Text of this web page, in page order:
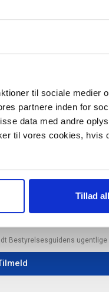
til sociale medier
partnere inden for
data med andre
til vores cookies, hvis
Tillad
Bestyrelsesguidens